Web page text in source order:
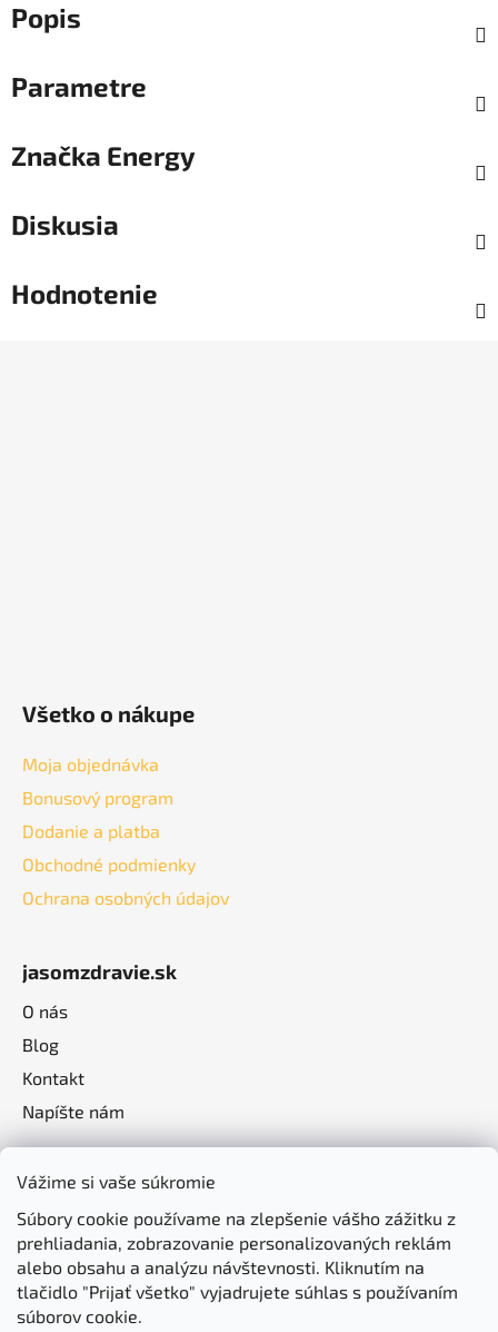
Vážime si vaše súkromie
Súbory cookie používame na zlepšenie vášho zážitku z
prehliadania, zobrazovanie personalizovaných reklám
alebo obsahu a analýzu návštevnosti. Kliknutím na
tlačidlo "Prijať všetko" vyjadrujete súhlas s používaním
súborov cookie.
Popis
Parametre
Značka Energy
Diskusia
Hodnotenie
Všetko o nákupe
Moja objednávka
Bonusový program
Dodanie a platba
Obchodné podmienky
Ochrana osobných údajov
jasomzdravie.sk
O nás
Blog
Kontakt
Napíšte nám